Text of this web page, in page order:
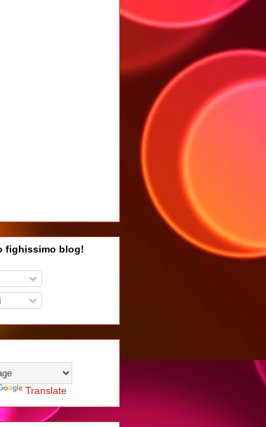
fighissimo blog!
Translate